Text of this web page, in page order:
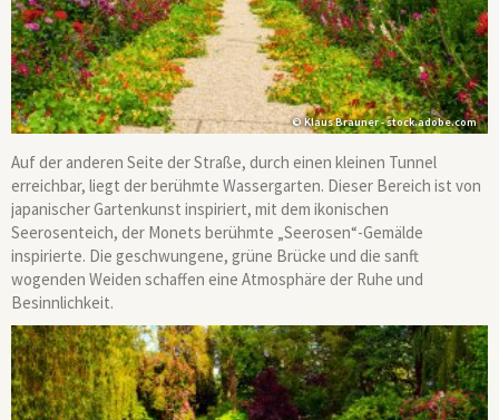
© Klaus Brauner - stock.adobe.com
Auf der anderen Seite der Straße, durch einen kleinen Tunnel
erreichbar, liegt der berühmte Wassergarten. Dieser Bereich ist von
japanischer Gartenkunst inspiriert, mit dem ikonischen
Seerosenteich, der Monets berühmte „Seerosen“-Gemälde
inspirierte. Die geschwungene, grüne Brücke und die sanft
wogenden Weiden schaffen eine Atmosphäre der Ruhe und
Besinnlichkeit.